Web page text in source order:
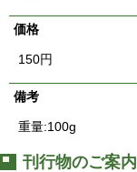
価格
150円
備考
重量:100g
刊行物のご案内